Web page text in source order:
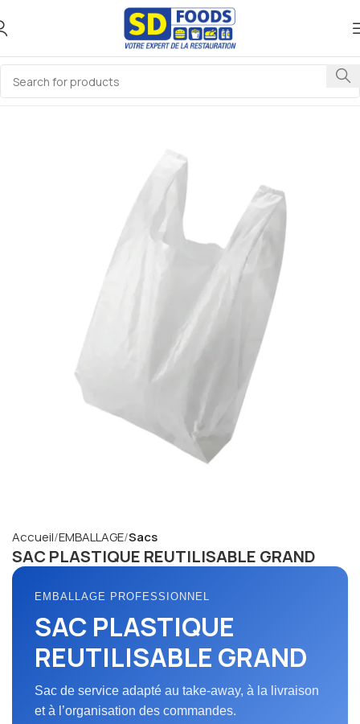
Accueil EMBALLAGE Sacs
SAC PLASTIQUE REUTILISABLE GRAND
EMBALLAGE PROFESSIONNEL
SAC PLASTIQUE
REUTILISABLE GRAND
Sac de service adapté au take-away, à la livraison
et à l’organisation des commandes.